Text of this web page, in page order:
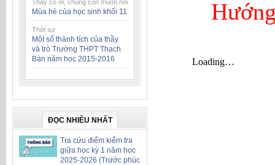
Thầy cô ơi, chúng con muốn nói
Mùa hè của học sinh khối 11
Thời sự
Một số thành tích của thầy
và trò Trường THPT Thạch
Bàn năm học 2015-2016
ĐỌC NHIỀU NHẤT
Tra cứu điểm kiểm tra
giữa học kỳ 1 năm học
2025-2026 (Trước phúc